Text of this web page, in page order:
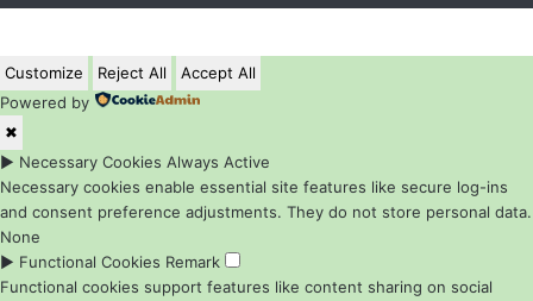
Customize Reject All
Accept All
Powered by
✖
► Necessary Cookies Always Active
Necessary cookies enable essential site features like secure log-ins
and consent preference adjustments. They do not store personal data.
None
► Functional Cookies Remark
Functional cookies support features like content sharing on social